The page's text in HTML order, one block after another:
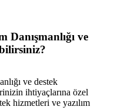
Danışmanlığı ve
ve destek
ihtiyaçlarına özel
hizmetleri ve yazılım